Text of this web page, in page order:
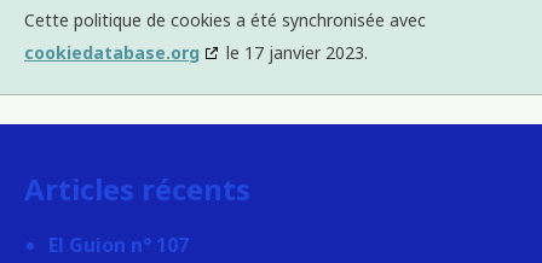
Cette politique de cookies a été synchronisée avec
cookiedatabase.org
le 17 janvier 2023.
Articles récents
El Guion n° 107